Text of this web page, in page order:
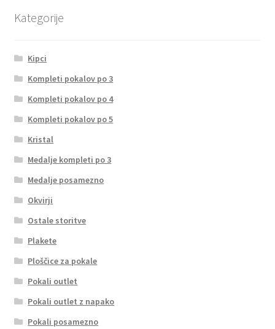
Kategorije
Kipci
Kompleti pokalov po 3
Kompleti pokalov po 4
Kompleti pokalov po 5
Kristal
Medalje kompleti po 3
Medalje posamezno
Okvirji
Ostale storitve
Plakete
Ploščice za pokale
Pokali outlet
Pokali outlet z napako
Pokali posamezno